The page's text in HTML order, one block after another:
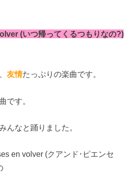
(いつ帰ってくるつもりなの?)
友情たっぷりの楽曲です。
です。
んなと踊りました。
en volver (クアンド･ピエンセ